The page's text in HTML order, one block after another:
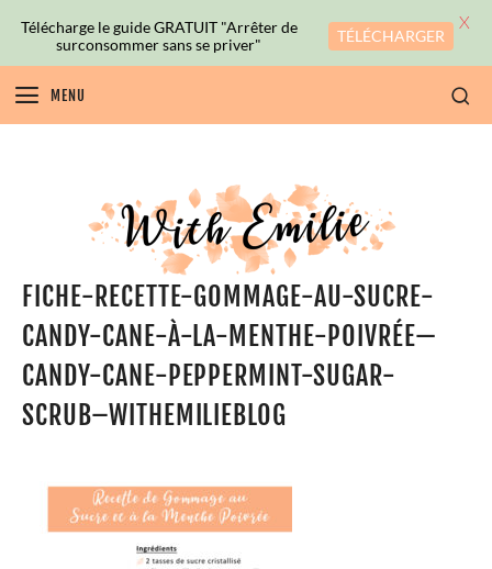
MENU
FICHE-RECETTE-GOMMAGE-AU-SUCRE-
CANDY-CANE-À-LA-MENTHE-POIVRÉE—
CANDY-CANE-PEPPERMINT-SUGAR-
SCRUB–WITHEMILIEBLOG
Télécharge le guide GRATUIT "Arrêter de
surconsommer sans se priver"
TÉLÉCHARGER
X